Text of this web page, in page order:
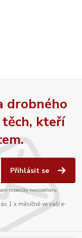
drobného
kteří
Přihlásit se
rozesílky newsletteru.
1 x měsíčně ve vaší e-